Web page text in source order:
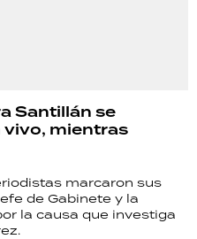
Santillán se
vivo, mientras
marcaron sus
de Gabinete y la
la causa que investiga